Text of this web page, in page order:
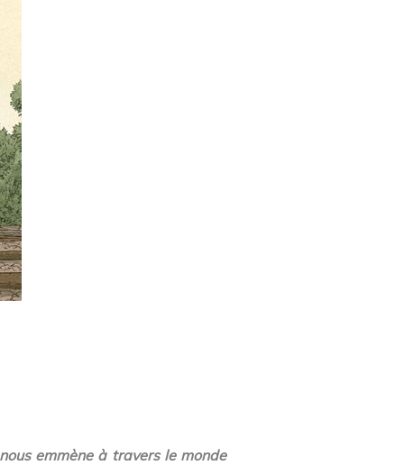
emmène à travers le monde